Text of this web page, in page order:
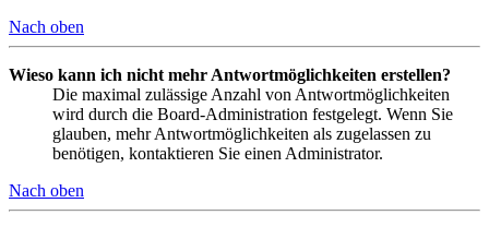
Nach oben
Wieso kann ich nicht mehr Antwortmöglichkeiten erstellen?
Die maximal zulässige Anzahl von Antwortmöglichkeiten
wird durch die Board-Administration festgelegt. Wenn Sie
glauben, mehr Antwortmöglichkeiten als zugelassen zu
benötigen, kontaktieren Sie einen Administrator.
Nach oben